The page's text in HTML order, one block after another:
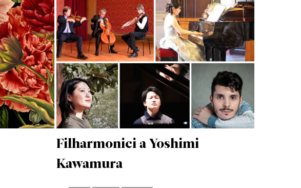
Filharmonici a Yoshimi
Kawamura